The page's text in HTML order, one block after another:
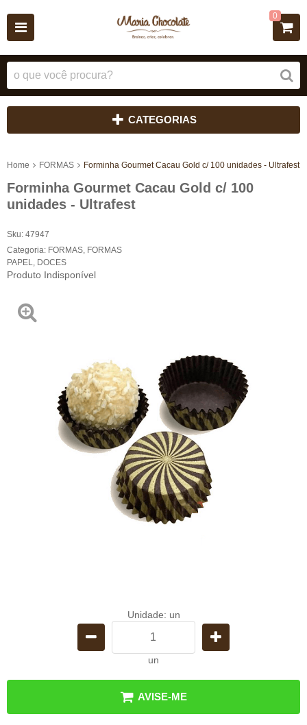
0
CATEGORIAS
Home FORMAS Forminha Gourmet Cacau Gold c/ 100 unidades - Ultrafest
Forminha Gourmet Cacau Gold c/ 100
unidades - Ultrafest
Sku: 47947
Categoria: FORMAS FORMAS
PAPEL
DOCES
Produto Indisponível
Unidade: un
un
AVISE-ME